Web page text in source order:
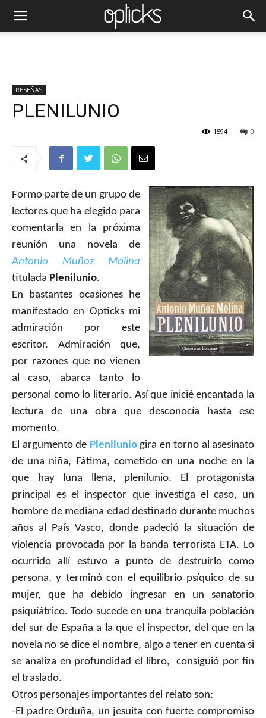
RESEÑAS
PLENILUNIO
0
1594
Formo parte de un grupo de
lectores que ha elegido para
comentarla en la próxima
reunión una novela de
Antonio Muñoz Molina
titulada Plenilunio.
En bastantes ocasiones he
manifestado en Opticks mi
admiración por este
escritor. Admiración que,
por razones que no vienen
al caso, abarca tanto lo
personal como lo literario. Así que inicié encantada la
lectura de una obra que desconocía hasta ese
momento.
El argumento de Plenilunio gira en torno al asesinato
de una niña, Fátima, cometido en una noche en la
que hay luna llena, plenilunio. El protagonista
principal es el inspector que investiga el caso, un
hombre de mediana edad destinado durante muchos
años al País Vasco, donde padeció la situación de
violencia provocada por la banda terrorista ETA. Lo
ocurrido allí estuvo a punto de destruirlo como
persona, y terminó con el equilibrio psíquico de su
mujer, que ha debido ingresar en un sanatorio
psiquiátrico. Todo sucede en una tranquila población
del sur de España a la que el inspector, del que en la
novela no se dice el nombre, algo a tener en cuenta si
se analiza en profundidad el libro,
consiguió por fin
el traslado.
Otros personajes importantes del relato son:
-El padre Orduña, un jesuita con fuerte compromiso